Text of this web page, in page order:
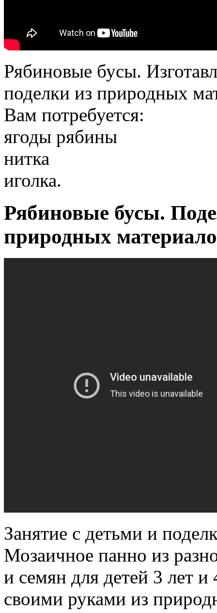
Рябиновые бусы.
поделки из природных
Вам потребуется:
ягоды рябины
нитка
иголка.
Рябиновые бусы.
природных
Занятие с детьми и
Мозаичное панно из
и семян для детей 3 лет
своими руками из